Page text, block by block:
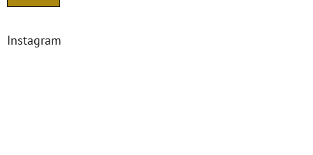
Instagram